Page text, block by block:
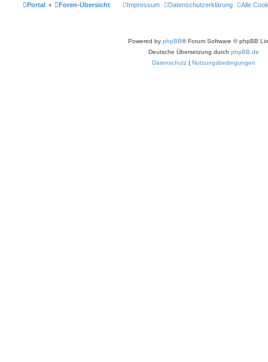
Portal Foren-Übersicht Alle
Datenschutzerklärung
Impressum
Powered by phpBB® Forum Software © phpBB
Deutsche Übersetzung durch phpBB.de
Datenschutz | Nutzungsbedingungen